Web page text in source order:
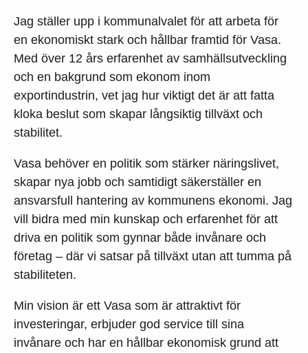
Jag ställer upp i kommunalvalet för att arbeta för
en ekonomiskt stark och hållbar framtid för Vasa.
Med över 12 års erfarenhet av samhällsutveckling
och en bakgrund som ekonom inom
exportindustrin, vet jag hur viktigt det är att fatta
kloka beslut som skapar långsiktig tillväxt och
stabilitet.
Vasa behöver en politik som stärker näringslivet,
skapar nya jobb och samtidigt säkerställer en
ansvarsfull hantering av kommunens ekonomi. Jag
vill bidra med min kunskap och erfarenhet för att
driva en politik som gynnar både invånare och
företag – där vi satsar på tillväxt utan att tumma på
stabiliteten.
Min vision är ett Vasa som är attraktivt för
investeringar, erbjuder god service till sina
invånare och har en hållbar ekonomisk grund att